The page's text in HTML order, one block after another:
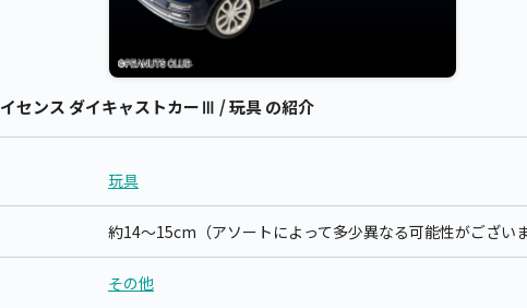
センス ダイキャストカーⅢ / 玩具 の紹介
玩具
約14～15cm（アソートによって多少異なる可能性がござい
その他